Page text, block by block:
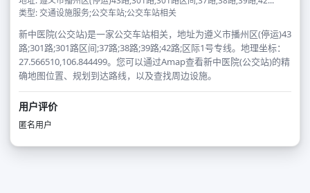
类型: 交通设施服务;公交车站;公交车站相关
新中医院(公交站)是一家公交车站相关，地址为遵义市播州区(停运)43
路;301路;301路区间;37路;38路;39路;42路;区际1号专线。地理坐标：
27.566510,106.844499。您可以通过Amap查看新中医院(公交站)的精
确地图位置、规划到达路线，以及查找周边设施。
用户评价
匿名用户